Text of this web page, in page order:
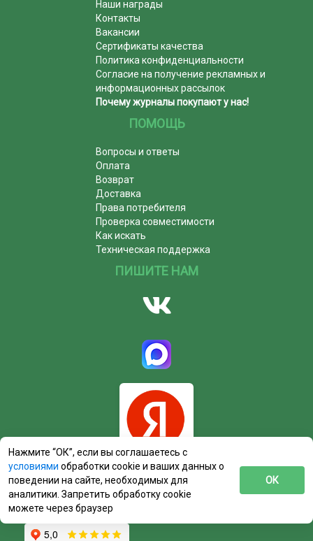
Наши награды
Контакты
Вакансии
Сертификаты качества
Политика конфиденциальности
Согласие на получение рекламных и
информационных рассылок
Почему журналы покупают у нас!
ПОМОЩЬ
Вопросы и ответы
Оплата
Возврат
Доставка
Права потребителя
Проверка совместимости
Как искать
Техническая поддержка
ПИШИТЕ НАМ
Нажмите “ОК”, если вы соглашаетесь с
условиями обработки cookie и ваших данных о
поведении на сайте, необходимых для
аналитики. Запретить обработку cookie
можете через браузер
ОК